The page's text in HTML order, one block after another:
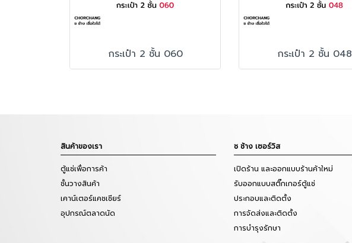
กระเป๋า 2 ชั้น 060 กระเป๋า 2 ชั้น 048
สินค้าของเรา
ตู้แช่เพื่อการค้า
ชั้นวางสินค้า
เคาน์เตอร์แคชเชียร์
อุปกรณ์ตลาดนัด
ช ช้าง เซอร์วิส
เปิดร้าน และออกแบบร้านค้าใหม่
รับออกแบบสติ๊กเกอร์ตู้แช่
ประกอบและติดตั้ง
การจัดส่งและติดตั้ง
การบำรุงรักษา